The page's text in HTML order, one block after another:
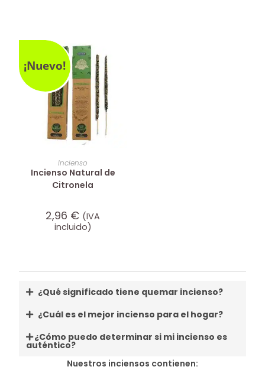
¡Nuevo!
AÑADIR AL CARRITO
Incienso
Incienso Natural de
Citronela
2,96 € (IVA
incluido)
¿Qué significado tiene quemar incienso?
¿Cuál es el mejor incienso para el hogar?
¿Cómo puedo determinar si mi incienso es
auténtico?
Nuestros inciensos contienen: